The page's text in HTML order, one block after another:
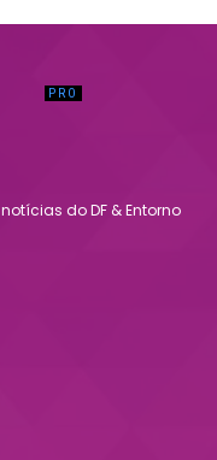
do DF & Entorno